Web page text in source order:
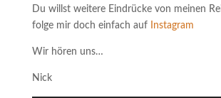
Du willst weitere Eindrücke von meinen
folge mir doch einfach aufInstagram
Wir hören uns…
Nick